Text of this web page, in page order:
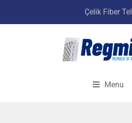
Çelik Fiber Tel
Menu